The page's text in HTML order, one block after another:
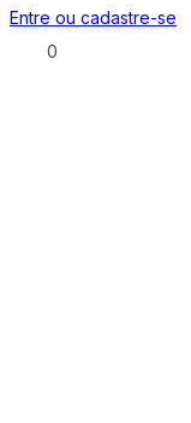
Entre ou cadastre-se
0